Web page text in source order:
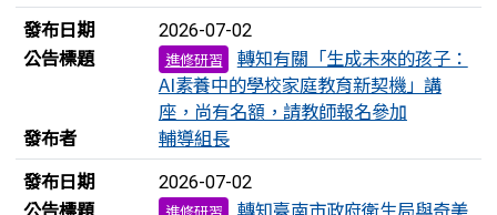
發布日期
2026-07-02
公告標題 進修研習
轉知有關「生成未來的孩子：
AI素養中的學校家庭教育新契機」講
座，尚有名額，請教師報名參加
發布者
輔導組長
發布日期
2026-07-02
公告標題
轉知臺南市政府衛生局與奇美